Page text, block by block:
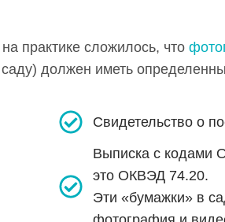
практике сложилось, что
саду) должен иметь
Свидетельство о
Выписка с кодами
это ОКВЭД 74.20.
Эти «бумажки» в